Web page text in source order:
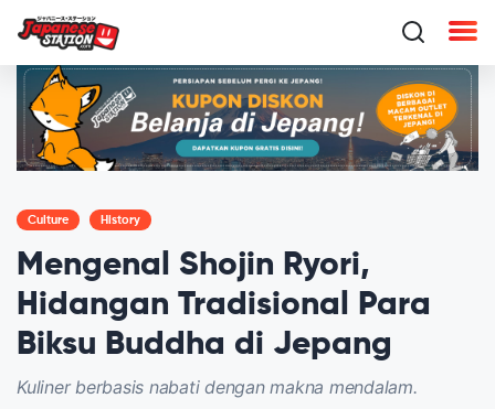
Culture History
Mengenal Shojin Ryori,
Hidangan Tradisional Para
Biksu Buddha di Jepang
Kuliner berbasis nabati dengan makna mendalam.